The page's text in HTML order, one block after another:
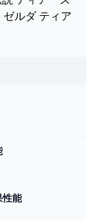
ルダ ティア
性能